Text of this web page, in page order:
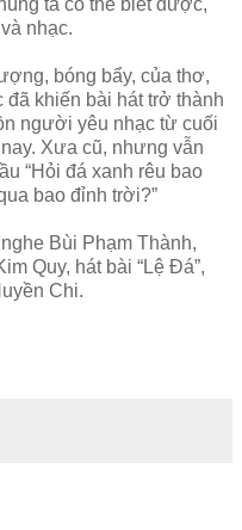
ta có thể biết được,
nhạc.
bóng bẩy, của thơ,
khiến bài hát trở thành
người yêu nhạc từ cuối
Xưa cũ, nhưng vẫn
“Hỏi đá xanh rêu bao
bao đỉnh trời?”
Bùi Phạm Thành,
Quy, hát bài “Lệ Đá”,
Chi.